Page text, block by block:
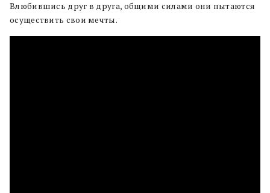
Влюбившись друг в друга, общими силами они пытаются
осуществить свои мечты.